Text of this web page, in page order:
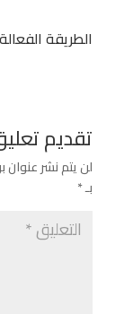
الطريقة
تقديم
لن يتم نشر عنوان
بـ*